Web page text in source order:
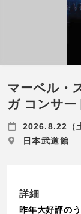
マーベル・
ガ コンサー
2026.8.22（
日本武道館
詳細
昨年大好評の